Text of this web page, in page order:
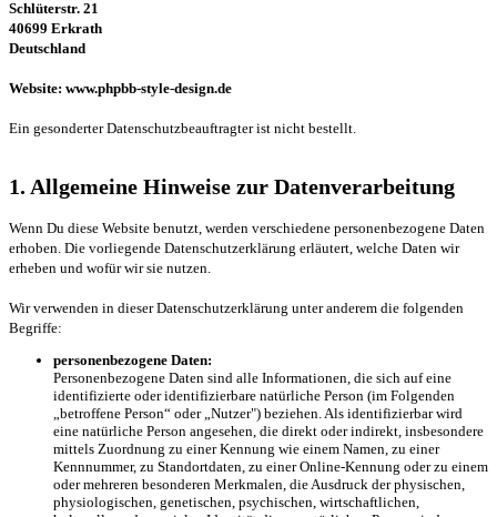
Schlüterstr. 21
40699 Erkrath
Deutschland
Website: www.phpbb-style-design.de
Ein gesonderter Datenschutzbeauftragter ist nicht bestellt.
1. Allgemeine Hinweise zur Datenverarbeitung
Wenn Du diese Website benutzt, werden verschiedene personenbezogene Daten
erhoben. Die vorliegende Datenschutzerklärung erläutert, welche Daten wir
erheben und wofür wir sie nutzen.
Wir verwenden in dieser Datenschutzerklärung unter anderem die folgenden
Begriffe:
personenbezogene Daten:
Personenbezogene Daten sind alle Informationen, die sich auf eine
identifizierte oder identifizierbare natürliche Person (im Folgenden
„betroffene Person“ oder „Nutzer") beziehen. Als identifizierbar wird
eine natürliche Person angesehen, die direkt oder indirekt, insbesondere
mittels Zuordnung zu einer Kennung wie einem Namen, zu einer
Kennnummer, zu Standortdaten, zu einer Online-Kennung oder zu einem
oder mehreren besonderen Merkmalen, die Ausdruck der physischen,
physiologischen, genetischen, psychischen, wirtschaftlichen,